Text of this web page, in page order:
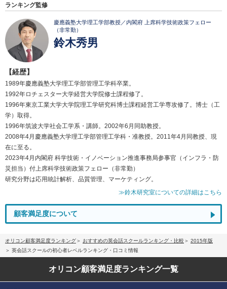
ランキング監修
慶應義塾大学理工学部教授／内閣府 上席科学技術政策フェロー
（非常勤）
鈴木秀男
【経歴】
1989年慶應義塾大学理工学部管理工学科卒業。
1992年ロチェスター大学経営大学院修士課程修了。
1996年東京工業大学大学院理工学研究科博士課程経営工学専攻修了。博士（工
学）取得。
1996年筑波大学社会工学系・講師。2002年6月同助教授。
2008年4月慶應義塾大学理工学部管理工学科・准教授。2011年4月同教授、現
在に至る。
2023年4月内閣府 科学技術・イノベーション推進事務局参事官（インフラ・防
災担当）付上席科学技術政策フェロー（非常勤）
研究分野は応用統計解析、品質管理、マーケティング。
≫鈴木研究室についての詳細はこちら
顧客満足度について
オリコン顧客満足度ランキング おすすめの英会話スクールランキング・比較
2015年版
英会話スクールの初心者レベルランキング・口コミ情報
オリコン顧客満足度ランキング一覧